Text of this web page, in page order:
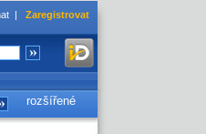
| Zaregistrovat
rozšířené